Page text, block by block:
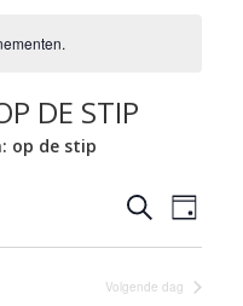
DE STIP
op de stip
weergeven
Zoeken
Dag
Volgende dag